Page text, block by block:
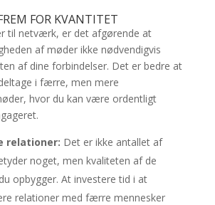
FOR KVANTITET
til netværk, er det afgørende at
af møder ikke nødvendigvis
af dine forbindelser. Det er bedre at
i færre, men mere
hvor du kan være ordentligt
relationer: Det er ikke antallet af
noget, men kvaliteten af de
opbygger. At investere tid i at
relationer med færre mennesker